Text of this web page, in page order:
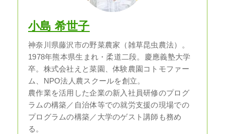
小島 希世子
神奈川県藤沢市の野菜農家（雑草昆虫農法）。
1978年熊本県生まれ・柔道二段。慶應義塾大学
卒。株式会社えと菜園、体験農園コトモファー
ム、NPO法人農スクールを創立。
農作業を活用した企業の新入社員研修のプログ
ラムの構築／自治体等での就労支援の現場での
プログラムの構築／大学のゲスト講師も務め
る。